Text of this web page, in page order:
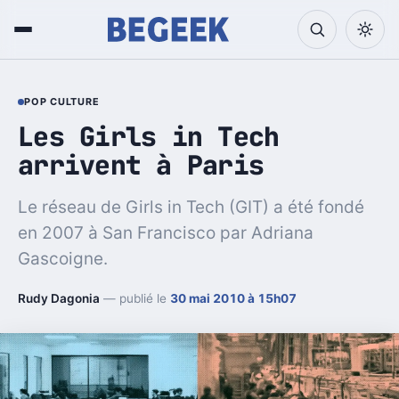
POP CULTURE
Les Girls in Tech
arrivent à Paris
Le réseau de Girls in Tech (GIT) a été fondé
en 2007 à San Francisco par Adriana
Gascoigne.
Rudy Dagonia — publié le 30 mai 2010 à 15h07